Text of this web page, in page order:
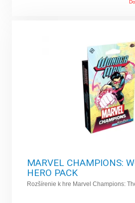
MARVEL CHAMPIONS:
HERO PACK
Rozšírenie k hre Marvel Champions: